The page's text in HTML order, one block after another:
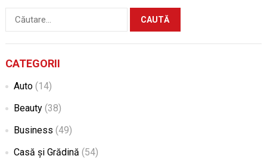
Caută
CATEGORII
Auto(14)
Beauty(38)
Business (49)
Casă și Grădină (54)